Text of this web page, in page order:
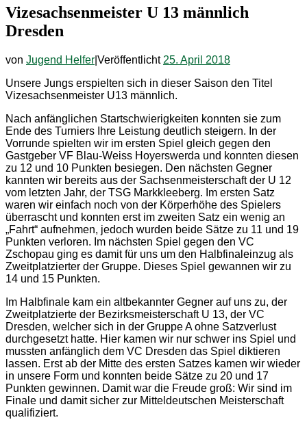
Vizesachsenmeister U 13 männlich
Dresden
von Jugend Helfer Veröffentlicht 25. April 2018
Unsere Jungs erspielten sich in dieser Saison den Titel
Vizesachsenmeister U13 männlich.
Nach anfänglichen Startschwierigkeiten konnten sie zum
Ende des Turniers Ihre Leistung deutlich steigern. In der
Vorrunde spielten wir im ersten Spiel gleich gegen den
Gastgeber VF Blau-Weiss Hoyerswerda und konnten diesen
zu 12 und 10 Punkten besiegen. Den nächsten Gegner
kannten wir bereits aus der Sachsenmeisterschaft der U 12
vom letzten Jahr, der TSG Markkleeberg. Im ersten Satz
waren wir einfach noch von der Körperhöhe des Spielers
überrascht und konnten erst im zweiten Satz ein wenig an
„Fahrt“ aufnehmen, jedoch wurden beide Sätze zu 11 und 19
Punkten verloren. Im nächsten Spiel gegen den VC
Zschopau ging es damit für uns um den Halbfinaleinzug als
Zweitplatzierter der Gruppe. Dieses Spiel gewannen wir zu
14 und 15 Punkten.
Im Halbfinale kam ein altbekannter Gegner auf uns zu, der
Zweitplatzierte der Bezirksmeisterschaft U 13, der VC
Dresden, welcher sich in der Gruppe A ohne Satzverlust
durchgesetzt hatte. Hier kamen wir nur schwer ins Spiel und
mussten anfänglich dem VC Dresden das Spiel diktieren
lassen. Erst ab der Mitte des ersten Satzes kamen wir wieder
in unsere Form und konnten beide Sätze zu 20 und 17
Punkten gewinnen. Damit war die Freude groß: Wir sind im
Finale und damit sicher zur Mitteldeutschen Meisterschaft
qualifiziert.